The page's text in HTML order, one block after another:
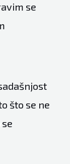
se
što se ne